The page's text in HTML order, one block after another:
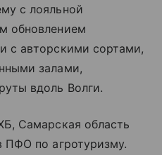
с лояльной
обновлением
с авторскими сортами,
залами,
вдоль Волги.
Самарская область
ПФО по агротуризму.